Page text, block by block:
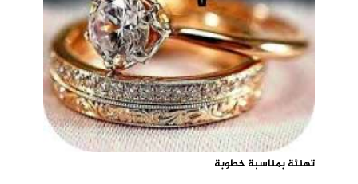
تهنئة بمناسبة خطوبة